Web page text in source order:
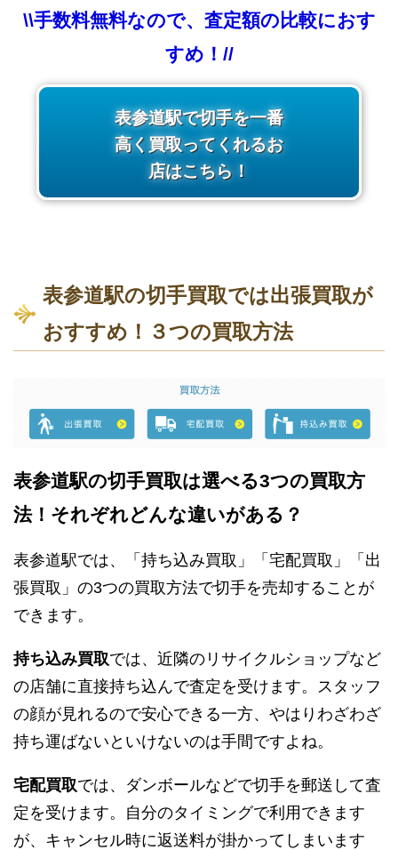
\\手数料無料なので、査定額の比較におす
すめ！//
表参道駅で切手を一番
高く買取ってくれるお
店はこちら！
表参道駅の切手買取では出張買取が
おすすめ！３つの買取方法
表参道駅の切手買取は選べる3つの買取方
法！それぞれどんな違いがある？
表参道駅では、「持ち込み買取」「宅配買取」「出
張買取」の3つの買取方法で切手を売却することが
できます。
持ち込み買取では、近隣のリサイクルショップなど
の店舗に直接持ち込んで査定を受けます。スタッフ
の顔が見れるので安心できる一方、やはりわざわざ
持ち運ばないといけないのは手間ですよね。
宅配買取では、ダンボールなどで切手を郵送して査
定を受けます。自分のタイミングで利用できます
が、キャンセル時に返送料が掛かってしまいます